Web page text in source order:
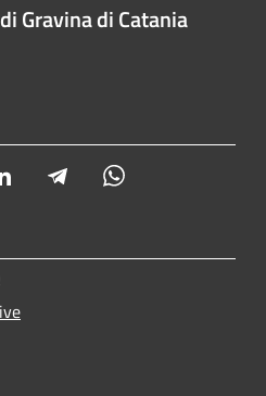
Gravina di Catania
LinkedIn Telegram